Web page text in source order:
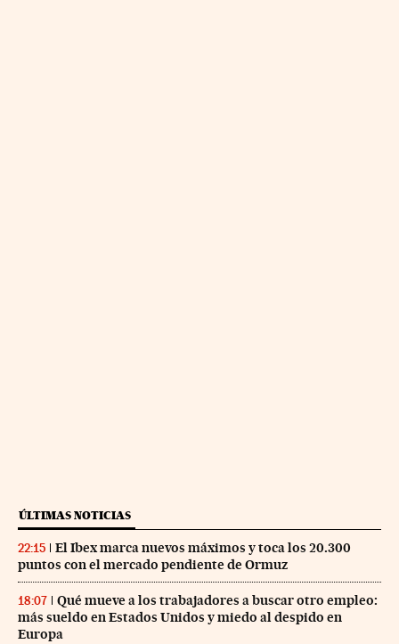
ÚLTIMAS NOTICIAS
22:15
El Ibex marca nuevos máximos y toca los 20.300
puntos con el mercado pendiente de Ormuz
18:07
Qué mueve a los trabajadores a buscar otro empleo:
más sueldo en Estados Unidos y miedo al despido en
Europa